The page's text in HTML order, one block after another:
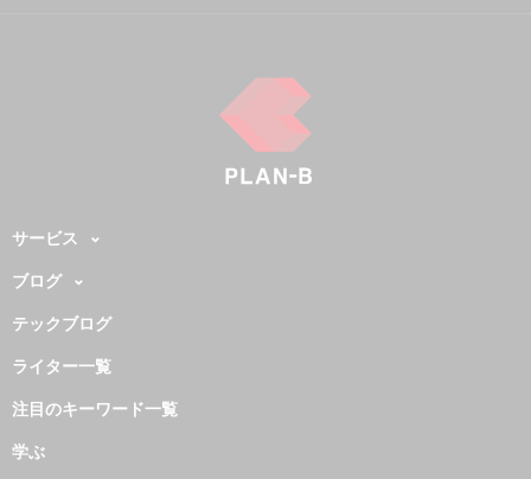
サービス
ブログ
テックブログ
ライター一覧
注目のキーワード一覧
学ぶ